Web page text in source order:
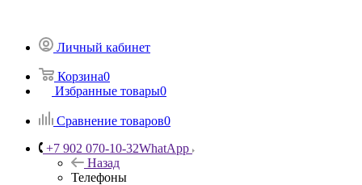
Личный кабинет
Корзина0
Избранные товары0
Сравнение товаров0
+7 902 070-10-32WhatApp
Назад
Телефоны